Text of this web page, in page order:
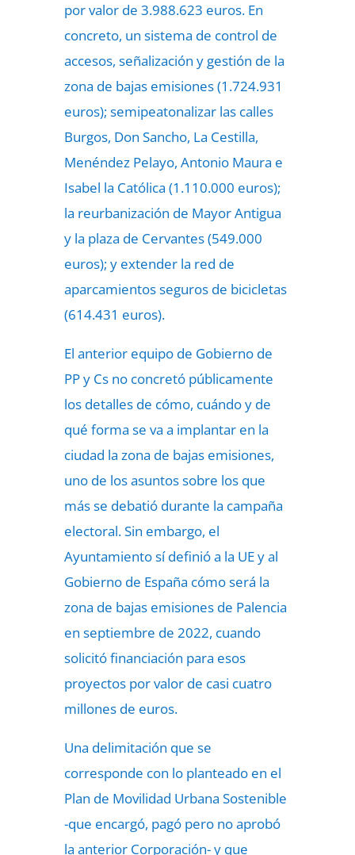
por valor de 3.988.623 euros. En
concreto, un sistema de control de
accesos, señalización y gestión de la
zona de bajas emisiones (1.724.931
euros); semipeatonalizar las calles
Burgos, Don Sancho, La Cestilla,
Menéndez Pelayo, Antonio Maura e
Isabel la Católica (1.110.000 euros);
la reurbanización de Mayor Antigua
y la plaza de Cervantes (549.000
euros); y extender la red de
aparcamientos seguros de bicicletas
(614.431 euros).
El anterior equipo de Gobierno de
PP y Cs no concretó públicamente
los detalles de cómo, cuándo y de
qué forma se va a implantar en la
ciudad la zona de bajas emisiones,
uno de los asuntos sobre los que
más se debatió durante la campaña
electoral. Sin embargo, el
Ayuntamiento sí definió a la UE y al
Gobierno de España cómo será la
zona de bajas emisiones de Palencia
en septiembre de 2022, cuando
solicitó financiación para esos
proyectos por valor de casi cuatro
millones de euros.
Una delimitación que se
corresponde con lo planteado en el
Plan de Movilidad Urbana Sostenible
-que encargó, pagó pero no aprobó
la anterior Corporación- y que